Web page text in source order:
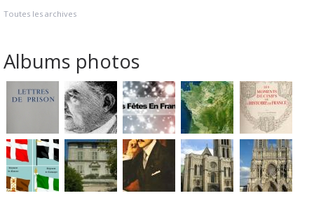
Toutes les archives
Albums photos